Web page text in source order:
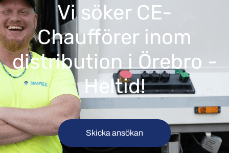
Vi söker CE-
Chaufförer inom
distribution i Örebro -
Heltid!
Skicka ansökan